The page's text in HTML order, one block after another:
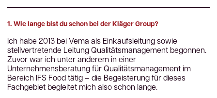
1. Wie lange bist du schon bei der Kläger Group?
Ich habe 2013 bei Vema als Einkaufsleitung sowie
stellvertretende Leitung Qualitätsmanagement begonnen.
Zuvor war ich unter anderem in einer
Unternehmensberatung für Qualitätsmanagement im
Bereich IFS Food tätig – die Begeisterung für dieses
Fachgebiet begleitet mich also schon lange.